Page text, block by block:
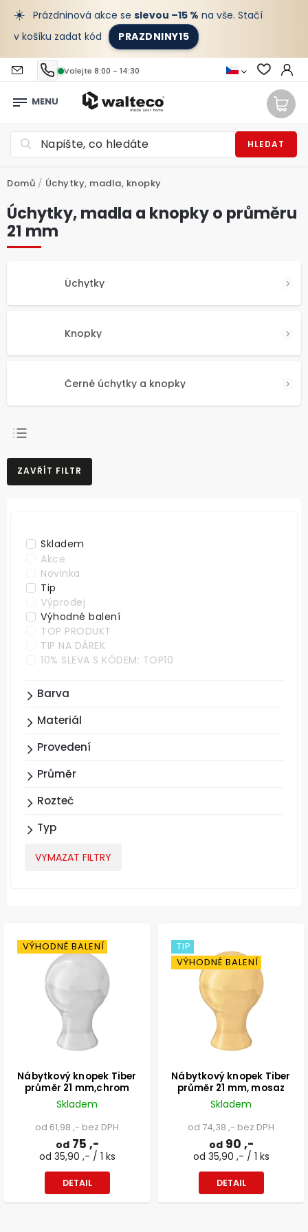
☀️ Prázdninová akce se slevou –15 % na vše. Stačí
v košíku zadat kód
PRAZDNINY15
Volejte 8:00 - 14:30
HLEDAT
Domů / Úchytky, madla, knopky
Úchytky, madla a knopky o průměru
21 mm
Úchytky
Knopky
Černé úchytky a knopky
NEJPRODÁVANĚJŠÍ
NEJLEVNĚJŠÍ
ZAVŘÍT FILTR
Skladem
Akce
Novinka
Tip
Výprodej
Výhodné balení
TOP PRODUKT
TIP NA DÁREK
10% SLEVA S KÓDEM: TOP10
Barva
Materiál
Provedení
Průměr
Rozteč
Typ
VYMAZAT FILTRY
VÝHODNÉ BALENÍ
Nábytkový knopek Tiber
průměr 21 mm,chrom
Skladem
od 61,98 ,- bez DPH
od75 ,-
od 35,90 ,- / 1 ks
DETAIL
TIP
VÝHODNÉ BALENÍ
Nábytkový knopek Tiber
průměr 21 mm, mosaz
Skladem
od 74,38 ,- bez DPH
od90 ,-
od 35,90 ,- / 1 ks
DETAIL